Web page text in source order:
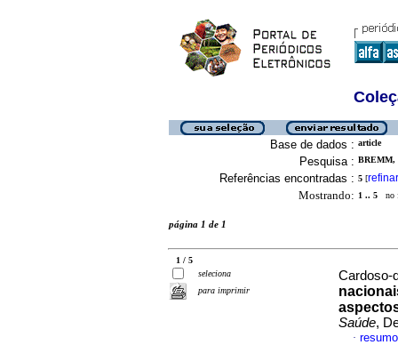
Base de dados : article
Pesquisa : BREMM,
Referências encontradas : 5 [refinar
Mostrando: 1 .. 5 no
página 1 de 1
1 / 5
seleciona
para imprimir
Cardoso-
Saúde,
·